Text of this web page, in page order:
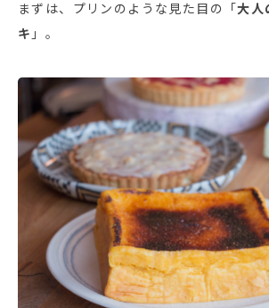
まずは、プリンのような見た目の「大人
キ 」。